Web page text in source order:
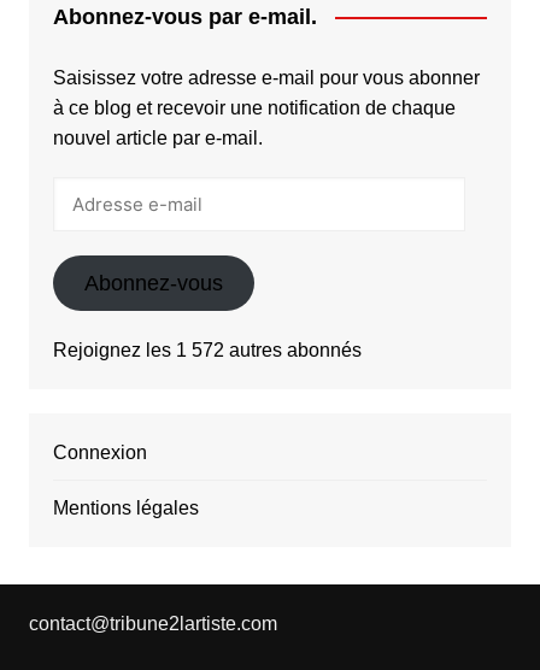
Abonnez-vous par e-mail.
Saisissez votre adresse e-mail pour vous abonner
à ce blog et recevoir une notification de chaque
nouvel article par e-mail.
Abonnez-vous
Rejoignez les 1 572 autres abonnés
Connexion
Mentions légales
contact@tribune2lartiste.com